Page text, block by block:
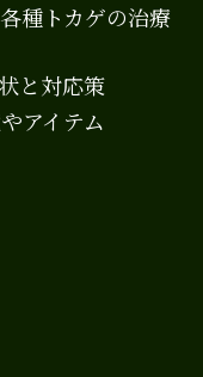
種トカゲの治療
と対応策
アイテム